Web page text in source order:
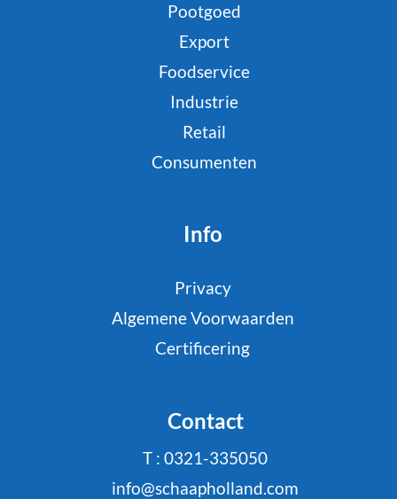
Pootgoed
Export
Foodservice
Industrie
Retail
Consumenten
Info
Privacy
Algemene Voorwaarden
Certificering
Contact
T : 0321-335050
info@schaapholland.com